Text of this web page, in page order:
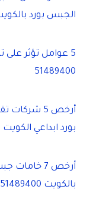
الجبس بورد بالكويت
5 عوامل تؤثر
51489400
أرخص 5
بورد ابداعي الكويت 51489400
أرخص 7
بالكويت 51489400